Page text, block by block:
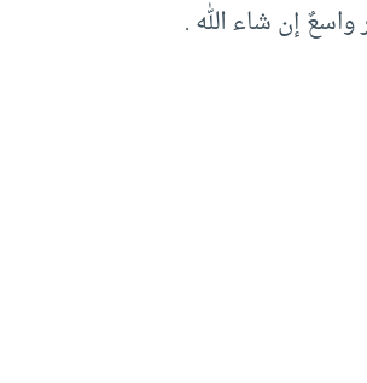
واسعٌ إن شاء الله .